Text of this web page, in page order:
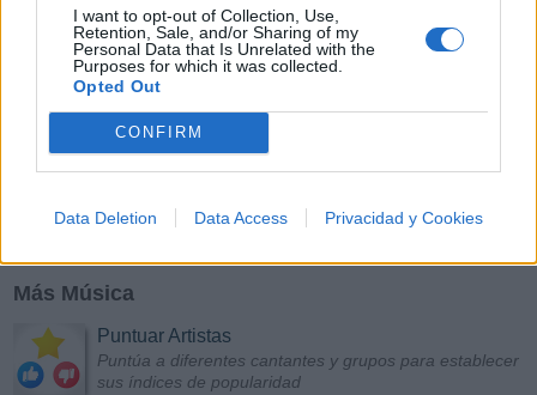
I want to opt-out of Collection, Use,
Retention, Sale, and/or Sharing of my
Personal Data that Is Unrelated with the
Purposes for which it was collected.
Opted Out
CONFIRM
Data Deletion Data Access Privacidad y Cookies
Más Música
Puntuar Artistas
Puntúa a diferentes cantantes y grupos para establecer
sus índices de popularidad